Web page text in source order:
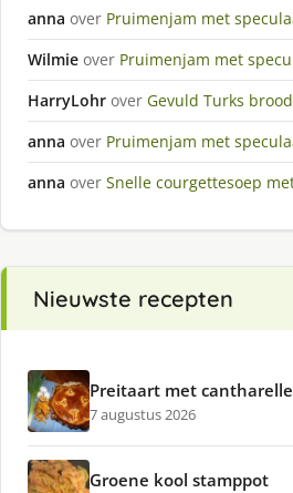
anna over Pruimenjam met
Wilmie over Pruimenjam met
HarryLohr over Gevuld Turks brood
anna over Pruimenjam met
anna over Snelle courgettesoep
Nieuwste recepten
Preitaart met
7 augustus 2026
Groene kool stamppot